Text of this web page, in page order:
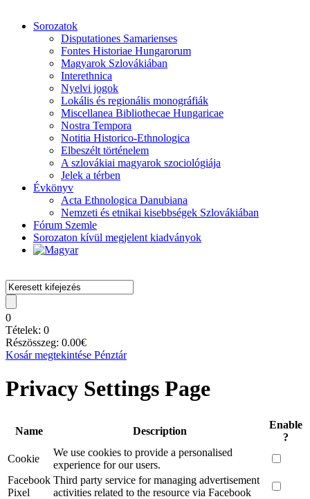
Sorozatok
Disputationes Samarienses
Fontes Historiae Hungarorum
Magyarok Szlovákiában
Interethnica
Nyelvi jogok
Lokális és regionális monográfiák
Miscellanea Bibliothecae Hungaricae
Nostra Tempora
Notitia Historico-Ethnologica
Elbeszélt történelem
A szlovákiai magyarok szociológiája
Jelek a térben
Évkönyv
Acta Ethnologica Danubiana
Nemzeti és etnikai kisebbségek Szlovákiában
Fórum Szemle
Sorozaton kívül megjelent kiadványok
0
Tételek: 0
Részösszeg: 0.00€
Kosár megtekintése Pénztár
Privacy Settings Page
Name Description
Enable
?
Cookie
We use cookies to provide a personalised
experience for our users.
Facebook
Pixel
Third party service for managing advertisement
activities related to the resource via Facebook